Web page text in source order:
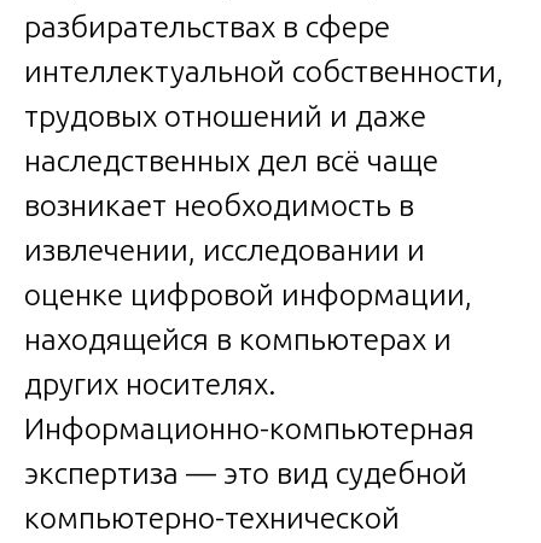
разбирательствах в сфере
интеллектуальной собственности,
трудовых отношений и даже
наследственных дел всё чаще
возникает необходимость в
извлечении, исследовании и
оценке цифровой информации,
находящейся в компьютерах и
других носителях.
Информационно-компьютерная
экспертиза — это вид судебной
компьютерно-технической